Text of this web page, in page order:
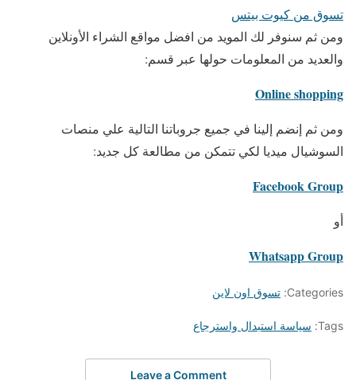
تسوق من كيوت بيتس
ومن ثم سنوفر لك المويد من افضل مواقع الشراء الأونلاين
والعديد من المعلومات حولها عبر قسم:
Online shopping
ومن ثم إنضم إلينا في جميع جروباتنا التالية علي منصات
السوشيال ميديا لكي تتمكن من مطالعة كل جديد:
Facebook Group
أو
Whatsapp Group
Categories: تسوق اون لاين
Tags: سياسة استبدال واسترجاع
Leave a Comment